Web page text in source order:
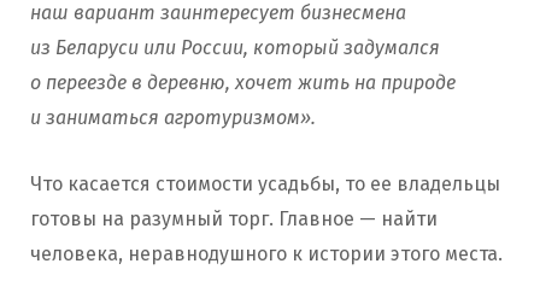
наш вариант заинтересует бизнесмена
из Беларуси или России, который задумался
о переезде в деревню, хочет жить на природе
и заниматься агротуризмом».
Что касается стоимости усадьбы, то ее владельцы
готовы на разумный торг. Главное — найти
человека, неравнодушного к истории этого места.